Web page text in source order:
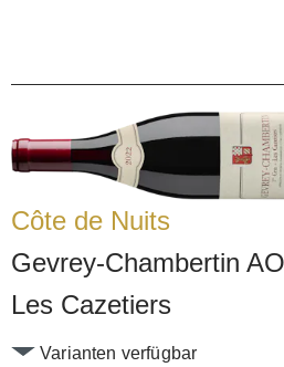
Côte de Nuits
Gevrey-Chambertin
Les Cazetiers
Varianten verfügbar